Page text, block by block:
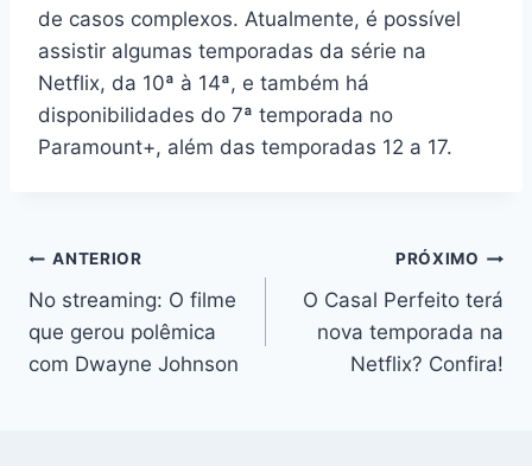
de casos complexos. Atualmente, é possível
assistir algumas temporadas da série na
Netflix, da 10ª à 14ª, e também há
disponibilidades do 7ª temporada no
Paramount+, além das temporadas 12 a 17.
Navegação
de
Post
ANTERIOR
No streaming: O filme
que gerou polêmica
com Dwayne Johnson
PRÓXIMO
O Casal Perfeito terá
nova temporada na
Netflix? Confira!